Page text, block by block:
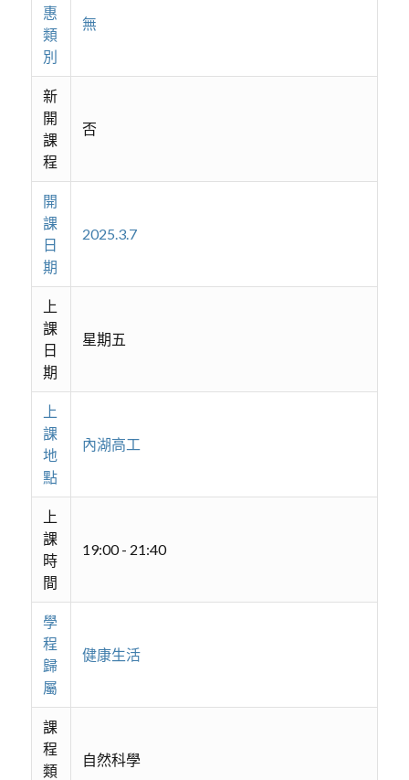
惠
類
別
無
新
開
課
程
否
開
課
日
期
2025.3.7
上
課
日
期
星期五
上
課
地
點
內湖高工
上
課
時
間
19:00 - 21:40
學
程
歸
屬
健康生活
課
程
類
自然科學